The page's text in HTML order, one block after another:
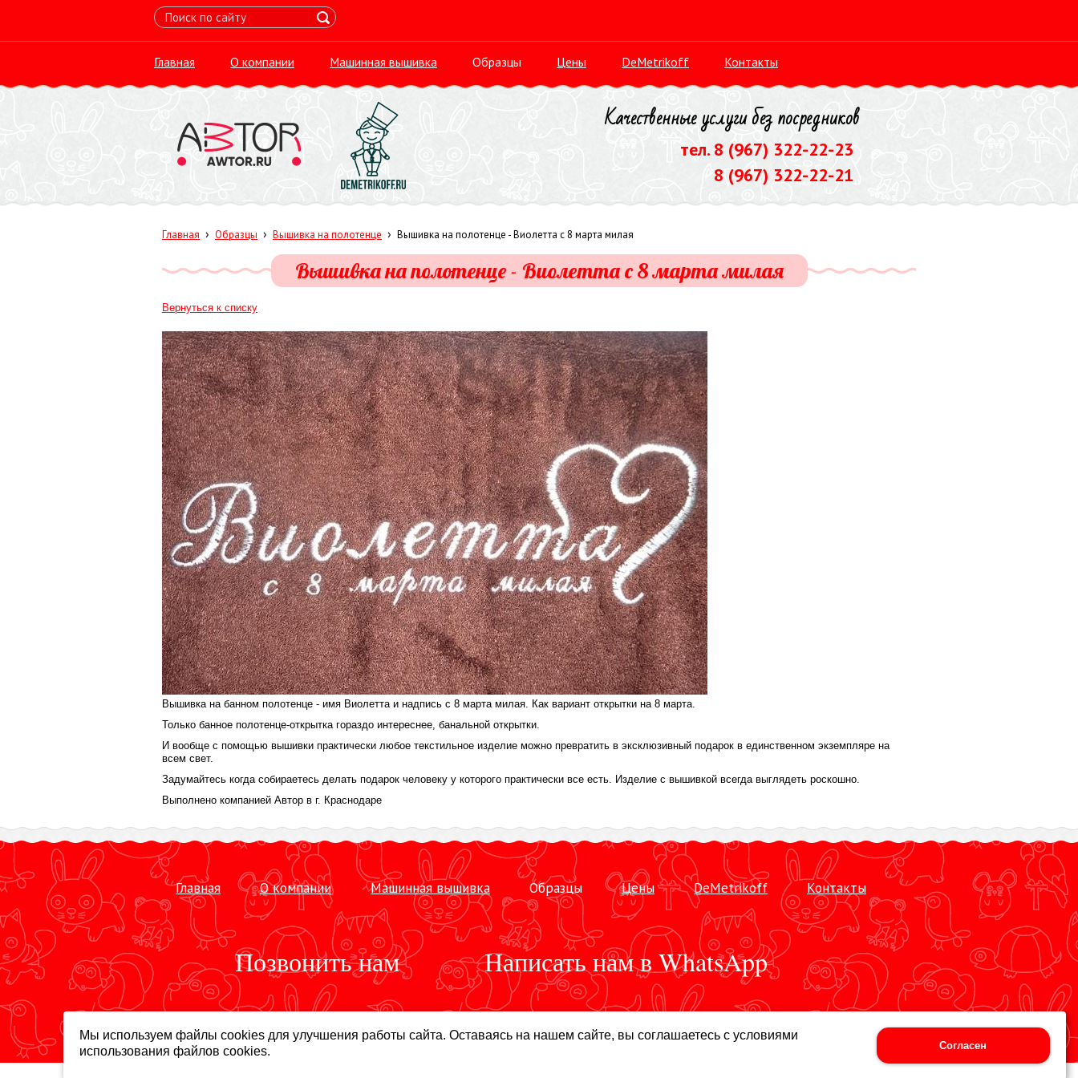
Главная О компании Машинная вышивка Образцы Цены DeMetrikoff Контакты
Качественные услуги без посредников
тел. 8 (967) 322-22-23
8 (967) 322-22-21
Главная › Образцы › Вышивка на полотенце › Вышивка на полотенце - Виолетта с 8 марта милая
Вышивка на полотенце - Виолетта с 8 марта милая
Вернуться к списку
Вышивка на банном полотенце - имя Виолетта и надпись с 8 марта милая. Как вариант открытки на 8 марта.
Только банное полотенце-открытка гораздо интереснее, банальной открытки.
И вообще с помощью вышивки практически любое текстильное изделие можно превратить в эксклюзивный подарок в единственном экземпляре на
всем свет.
Задумайтесь когда собираетесь делать подарок человеку у которого практически все есть. Изделие с вышивкой всегда выглядеть роскошно.
Выполнено компанией Автор в г. Краснодаре
Главная О компании Машинная вышивка Образцы Цены DeMetrikoff Контакты
Позвонить нам Написать нам в WhatsApp
Мы используем файлы cookies для улучшения работы сайта. Оставаясь на нашем сайте, вы соглашаетесь с условиями
использования файлов cookies.
Согласен